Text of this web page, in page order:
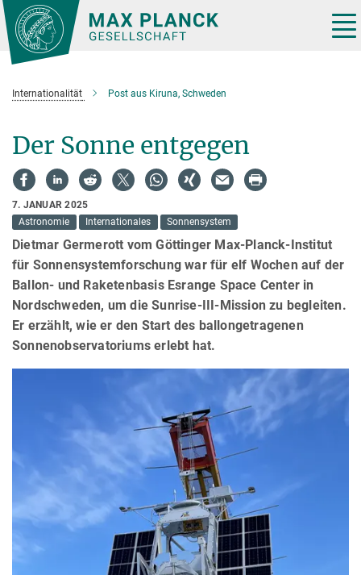
Hauptinhalt
Internationalität Post aus Kiruna, Schweden
Der Sonne entgegen
7. JANUAR 2025
Astronomie
Internationales Sonnensystem
Dietmar Germerott vom Göttinger Max-Planck-Institut
für Sonnensystemforschung war für elf Wochen auf der
Ballon- und Raketenbasis Esrange Space Center in
Nordschweden, um die Sunrise-III-Mission zu begleiten.
Er erzählt, wie er den Start des ballongetragenen
Sonnenobservatoriums erlebt hat.